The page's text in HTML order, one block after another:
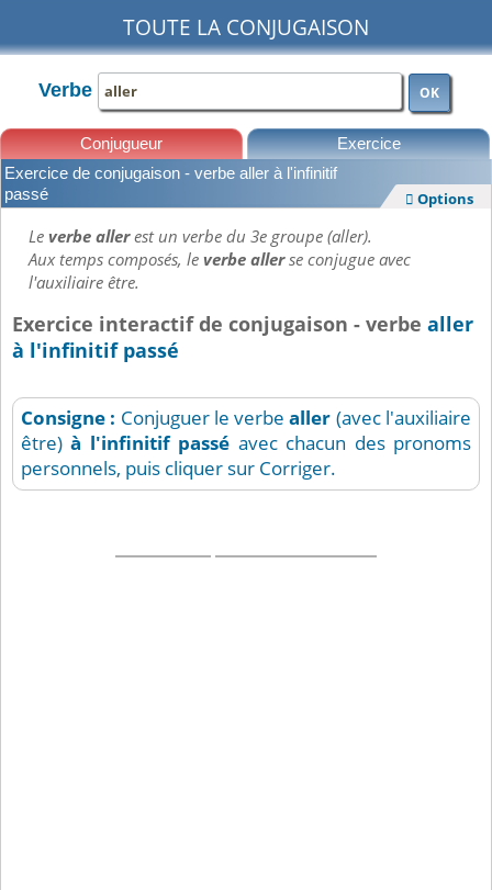
TOUTE LA CONJUGAISON
Verbe OK
Conjugueur Exercice
Exercice de conjugaison - verbe aller à l'infinitif
passé
 Options
Leverbe allerest un verbe du 3e groupe (aller).
Aux temps composés, leverbe allerse conjugue avec
l'auxiliaire être.
Exercice interactif de conjugaison - verbe aller
à l'infinitif passé
Consigne : Conjuguer le verbealler (avec l'auxiliaire
être)à l'infinitif passé avec chacun des pronoms
personnels, puis cliquer sur Corriger.